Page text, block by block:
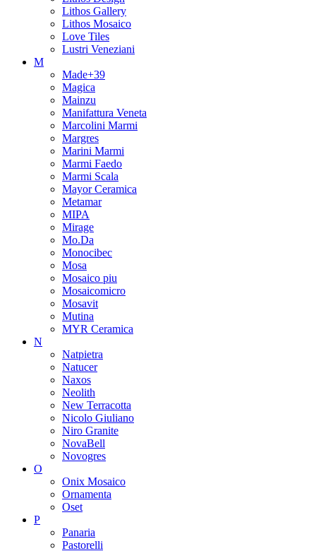
Lithos Gallery
Lithos Mosaico
Love Tiles
Lustri Veneziani
M
Made+39
Magica
Mainzu
Manifattura Veneta
Marcolini Marmi
Margres
Marini Marmi
Marmi Faedo
Marmi Scala
Mayor Ceramica
Metamar
MIPA
Mirage
Mo.Da
Monocibec
Mosa
Mosaico piu
Mosaicomicro
Mosavit
Mutina
MYR Ceramica
N
Natpietra
Natucer
Naxos
Neolith
New Terracotta
Nicolo Giuliano
Niro Granite
NovaBell
Novogres
O
Onix Mosaico
Ornamenta
Oset
P
Panaria
Pastorelli